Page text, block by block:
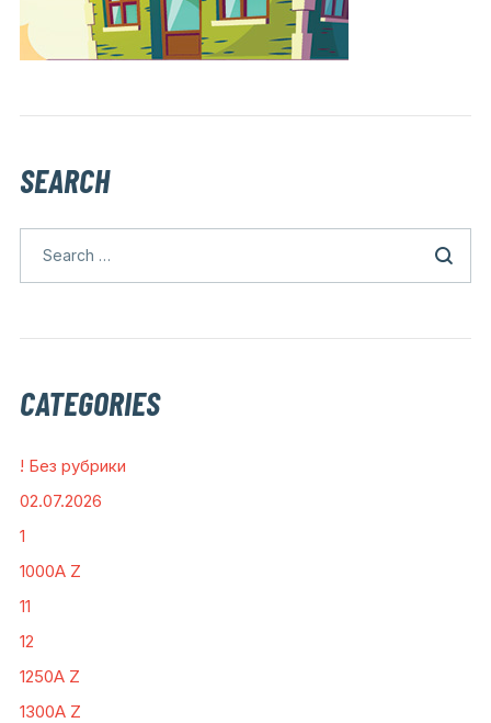
SEARCH
CATEGORIES
! Без рубрики
02.07.2026
1
1000A Z
11
12
1250A Z
1300A Z